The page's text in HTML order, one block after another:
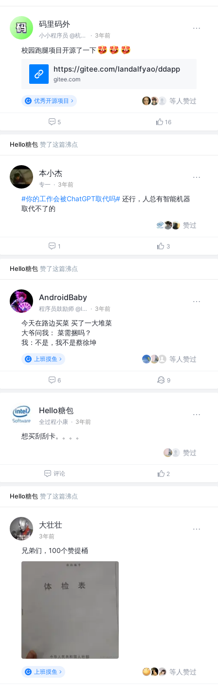
码里码外
小小程序员 @杭州码里码外网络科技有限公司 · 3年前
校园跑腿项目开源了一下
https://gitee.com/landalfyao/ddapp
gitee.com
优秀开源项目 等人赞过
5 16
Hello糖包 赞了这篇沸点
本小杰
专一 · 3年前
#你的工作会被ChatGPT取代吗# 还行，人总有智能机器
取代不了的
赞过
1 3
Hello糖包 赞了这篇沸点
AndroidBaby
程序员鼓励师 @IT共和国 · 3年前
今天在路边买菜 买了一大堆菜
大爷问我： 菜需捆吗？
我：不是，我不是蔡徐坤
上班摸鱼 等人赞过
6 9
Hello糖包
全过程小康 · 3年前
想买刮刮卡。。。。
赞过
评论 2
Hello糖包 赞了这篇沸点
大壮壮
3年前
兄弟们，100个赞提桶
上班摸鱼 等人赞过